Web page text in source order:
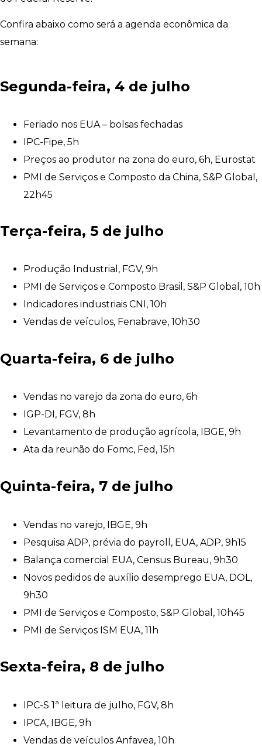
Confira abaixo como será a agenda econômica da
semana:
Segunda-feira, 4 de julho
Feriado nos EUA – bolsas fechadas
IPC-Fipe, 5h
Preços ao produtor na zona do euro, 6h, Eurostat
PMI de Serviços e Composto da China, S&P Global,
22h45
Terça-feira, 5 de julho
Produção Industrial, FGV, 9h
PMI de Serviços e Composto Brasil, S&P Global, 10h
Indicadores industriais CNI, 10h
Vendas de veículos, Fenabrave, 10h30
Quarta-feira, 6 de julho
Vendas no varejo da zona do euro, 6h
IGP-DI, FGV, 8h
Levantamento de produção agrícola, IBGE, 9h
Ata da reunão do Fomc, Fed, 15h
Quinta-feira, 7 de julho
Vendas no varejo, IBGE, 9h
Pesquisa ADP, prévia do payroll, EUA, ADP, 9h15
Balança comercial EUA, Census Bureau, 9h30
Novos pedidos de auxílio desemprego EUA, DOL,
9h30
PMI de Serviços e Composto, S&P Global, 10h45
PMI de Serviços ISM EUA, 11h
Sexta-feira, 8 de julho
IPC-S 1ª leitura de julho, FGV, 8h
IPCA, IBGE, 9h
Vendas de veículos Anfavea, 10h